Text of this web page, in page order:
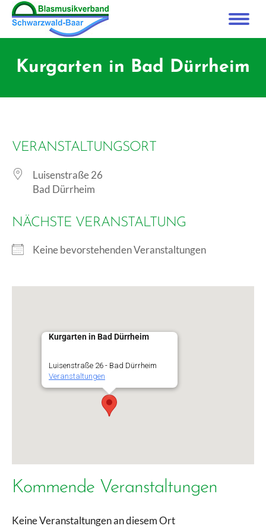
Kurgarten in Bad Dürrheim
VERANSTALTUNGSORT
Luisenstraße 26
Bad Dürrheim
NÄCHSTE VERANSTALTUNG
Keine bevorstehenden Veranstaltungen
Kurgarten in Bad Dürrheim
Luisenstraße 26 - Bad Dürrheim
Veranstaltungen
Kommende Veranstaltungen
Keine Veranstaltungen an diesem Ort